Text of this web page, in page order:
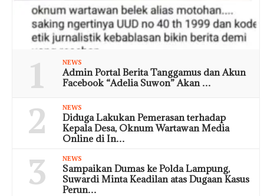
1 NEWS
Admin Portal Berita Tanggamus dan Akun
Facebook “Adelia Suwon” Akan …
2 NEWS
Diduga Lakukan Pemerasan terhadap
Kepala Desa, Oknum Wartawan Media
Online di In…
3 NEWS
Sampaikan Dumas ke Polda Lampung,
Suwardi Minta Keadilan atas Dugaan Kasus
Perun…